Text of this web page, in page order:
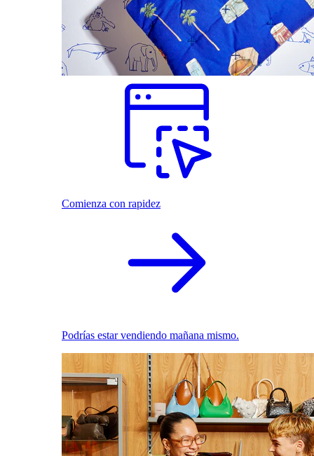
Comienza con rapidez
Podrías estar vendiendo mañana mismo.